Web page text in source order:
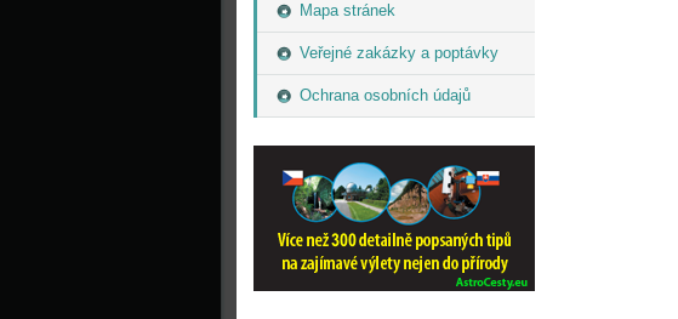
Mapa stránek
Veřejné zakázky a poptávky
Ochrana osobních údajů